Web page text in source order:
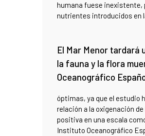
humana fuese inexistente,
nutrientes introducidos en
El Mar Menor tardará
la fauna y la flora
Oceanográfico
óptimas, ya que el estudio
relación a la oxigenación
positiva en una escala
Instituto Oceanográfico